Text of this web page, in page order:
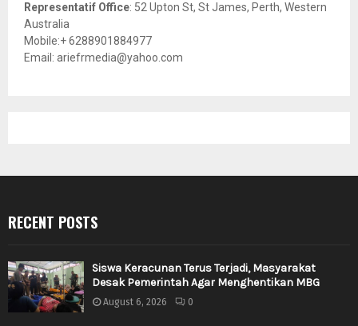
Representatif Office: 52 Upton St, St James, Perth, Western
Australia
Mobile:+ 6288901884977
Email: ariefrmedia@yahoo.com
RECENT POSTS
Siswa Keracunan Terus Terjadi, Masyarakat
Desak Pemerintah Agar Menghentikan MBG
August 6, 2026 0